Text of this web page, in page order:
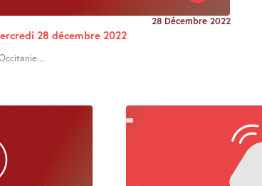
28 Décembre 2022
28 décembre 2022